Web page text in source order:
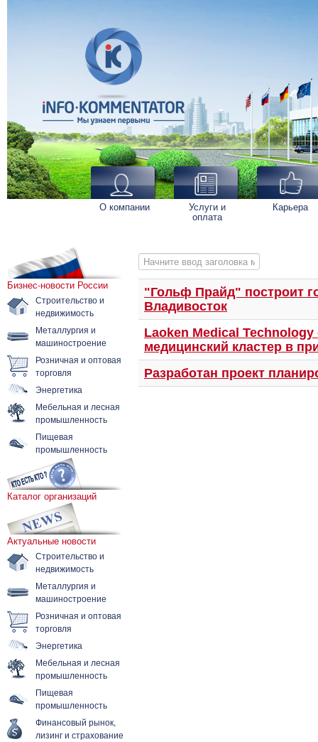
О компании Услуги и
оплата
Карьера
Бизнес-новости России
Строительство и
недвижимость
Металлургия и
машиностроение
Розничная и оптовая
торговля
Энергетика
Мебельная и лесная
промышленность
Пищевая
промышленность
Каталог организаций
Актуальные новости
Строительство и
недвижимость
Металлургия и
машиностроение
Розничная и оптовая
торговля
Энергетика
Мебельная и лесная
промышленность
Пищевая
промышленность
Финансовый рынок,
лизинг и страхование
Начните ввод заголовка метки
"Гольф Прайд" построит
Владивосток
Laoken Medical Technology
медицинский кластер в
Разработан проект